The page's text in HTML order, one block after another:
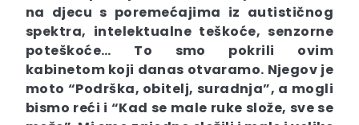
na djecu s poremećajima iz autističnog
spektra, intelektualne teškoće, senzorne
poteškoće… To smo pokrili ovim
kabinetom koji danas otvaramo. Njegov je
moto “Podrška, obitelj, suradnja”, a mogli
bismo reći i “Kad se male ruke slože, sve se